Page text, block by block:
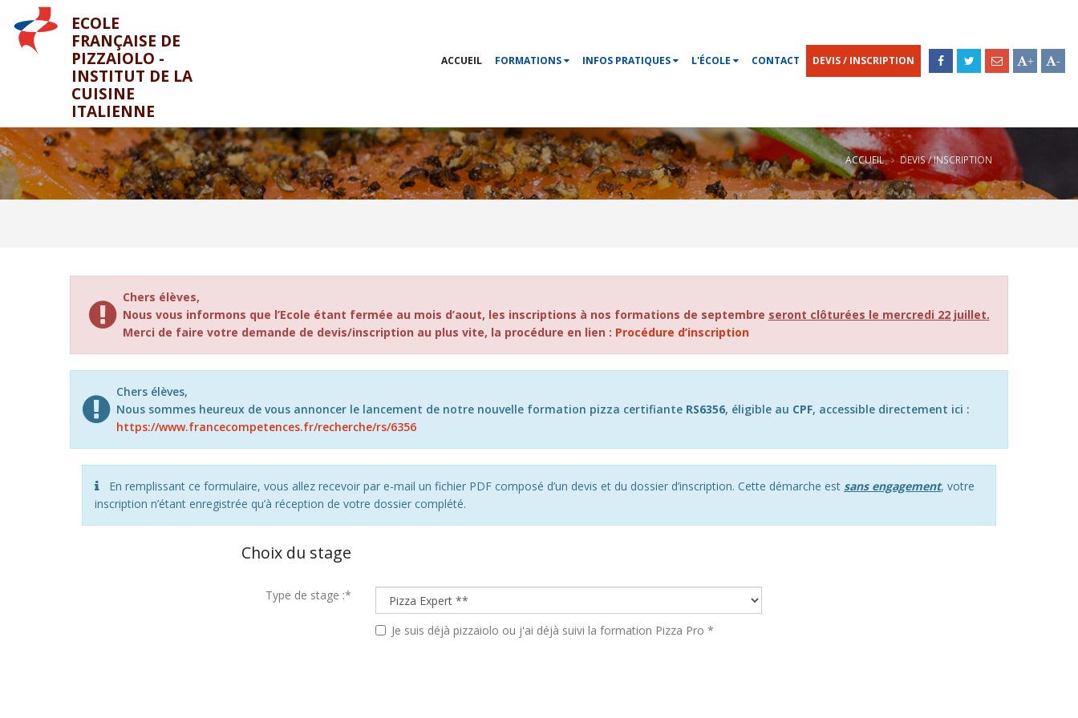
ECOLE
FRANÇAISE DE
PIZZAIOLO -
INSTITUT DE LA
CUISINE
ITALIENNE
+ -
ACCUEIL FORMATIONS INFOS PRATIQUES L'ÉCOLE CONTACT DEVIS / INSCRIPTION
ACCUEIL DEVIS / INSCRIPTION
Chers élèves,
Nous vous informons que l’Ecole étant fermée au mois d’aout, les inscriptions à nos formations de septembre seront clôturées le mercredi 22 juillet.
Merci de faire votre demande de devis/inscription au plus vite, la procédure en lien : Procédure d’inscription
Chers élèves,
Nous sommes heureux de vous annoncer le lancement de notre nouvelle formation pizza certifiante RS6356, éligible au CPF, accessible directement ici :
https://www.francecompetences.fr/recherche/rs/6356
En remplissant ce formulaire, vous allez recevoir par e-mail un fichier PDF composé d’un devis et du dossier d’inscription. Cette démarche est sans engagement, votre
inscription n’étant enregistrée qu’à réception de votre dossier complété.
Choix du stage
Type de stage :*
Je suis déjà pizzaiolo ou j'ai déjà suivi la formation Pizza Pro *